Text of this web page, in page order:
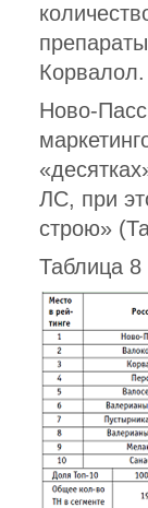
Корвалол.
Ново-
ЛС, при
строю»
Таблица 8